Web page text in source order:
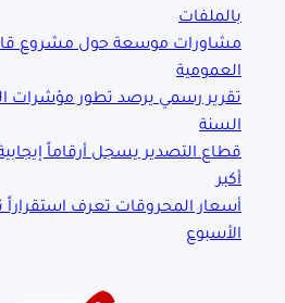
بالملفات
مشاورات موسعة حول مشروع
العمومية
تقرير رسمي يرصد تطور مؤشرات
السنة
قطاع التصدير يسجل أرقاماً
أكبر
أسعار المحروقات تعرف
الأسبوع